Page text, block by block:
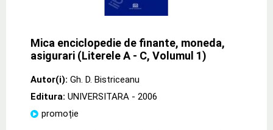
Mica enciclopedie de finante, moneda,
asigurari (Literele A - C, Volumul 1)
Autor(i): Gh. D. Bistriceanu
Editura: UNIVERSITARA - 2006
promoție